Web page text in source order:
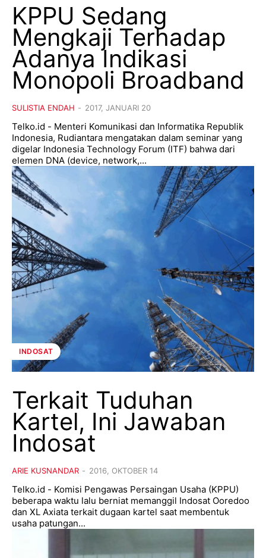
KPPU Sedang
Mengkaji Terhadap
Adanya Indikasi
Monopoli Broadband
SULISTIA ENDAH - 2017, JANUARI 20
Telko.id - Menteri Komunikasi dan Informatika Republik
Indonesia, Rudiantara mengatakan dalam seminar yang
digelar Indonesia Technology Forum (ITF) bahwa dari
elemen DNA (device, network,...
INDOSAT
Terkait Tuduhan
Kartel, Ini Jawaban
Indosat
ARIE KUSNANDAR - 2016, OKTOBER 14
Telko.id - Komisi Pengawas Persaingan Usaha (KPPU)
beberapa waktu lalu berniat memanggil Indosat Ooredoo
dan XL Axiata terkait dugaan kartel saat membentuk
usaha patungan...